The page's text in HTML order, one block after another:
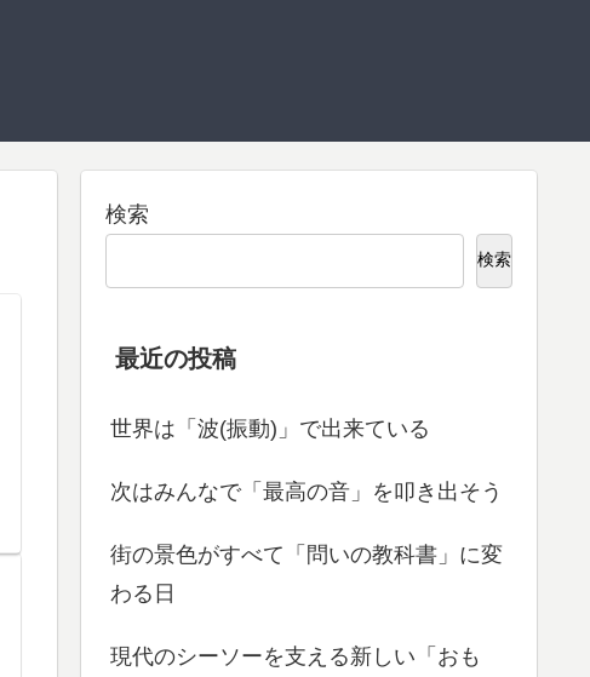
検索
検索
最近の投稿
世界は「波(振動)」で出来ている
次はみんなで「最高の音」を叩き出そう
街の景色がすべて「問いの教科書」に変
わる日
現代のシーソーを支える新しい「おも